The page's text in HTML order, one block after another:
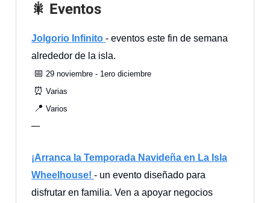
🎇 Eventos
Jolgorio Infinito - eventos este fin de semana
alrededor de la isla.
📅 29 noviembre - 1ero diciembre
⏰ Varias
📍 Varios
—
¡Arranca la Temporada Navideña en La Isla
Wheelhouse! - un evento diseñado para
disfrutar en familia. Ven a apoyar negocios